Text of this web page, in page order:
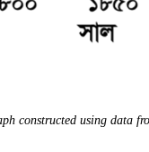
constructed using data